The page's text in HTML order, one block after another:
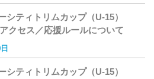
シティトリムカップ（U-15）
クセス／応援ルールについて
シティトリムカップ（U-15）